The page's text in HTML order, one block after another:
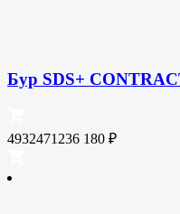
Бур SDS+
4932471236 180 ₽